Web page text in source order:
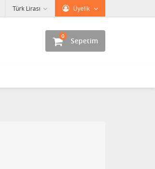
Üyelik
Türk Lirası
Sepetim
0